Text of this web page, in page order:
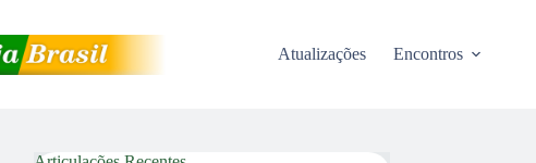
Atualizações Encontros